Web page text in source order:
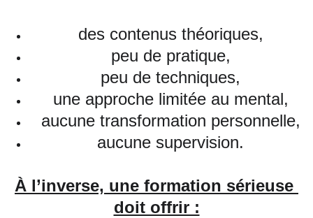
des contenus théoriques,
peu de pratique,
peu de techniques,
une approche limitée au mental,
aucune transformation personnelle,
aucune supervision.
À l’inverse, une formation sérieuse
doit offrir :